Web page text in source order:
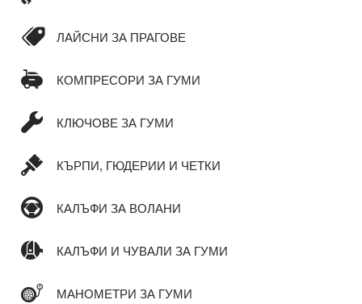
ЛАЙСНИ ЗА ПРАГОВЕ
КОМПРЕСОРИ ЗА ГУМИ
КЛЮЧОВЕ ЗА ГУМИ
КЪРПИ, ГЮДЕРИИ И ЧЕТКИ
КАЛЪФИ ЗА ВОЛАНИ
КАЛЪФИ И ЧУВАЛИ ЗА ГУМИ
МАНОМЕТРИ ЗА ГУМИ